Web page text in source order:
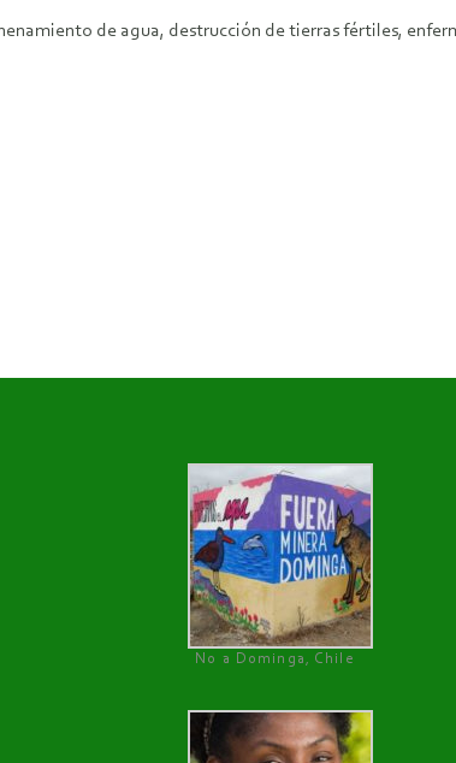
de agua, destrucción de tierras fértiles,
No a Dominga, Chile